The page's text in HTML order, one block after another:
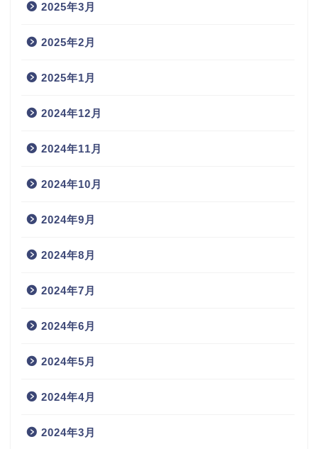
2025年3月
2025年2月
2025年1月
2024年12月
2024年11月
2024年10月
2024年9月
2024年8月
2024年7月
2024年6月
2024年5月
2024年4月
2024年3月